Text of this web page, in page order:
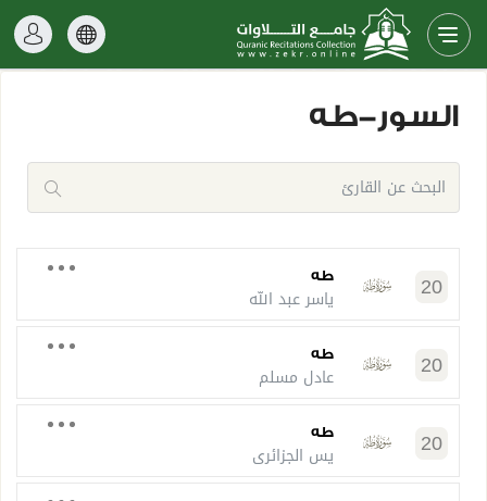
السور-طه
20 طه
ياسر عبد الله
20 طه
عادل مسلم
20 طه
يس الجزائري